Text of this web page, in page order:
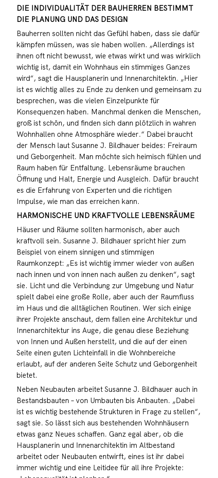
DIE INDIVIDUALITÄT DER BAUHERREN BESTIMMT
DIE PLANUNG UND DAS DESIGN
Bauherren sollten nicht das Gefühl haben, dass sie dafür
kämpfen müssen, was sie haben wollen. „Allerdings ist
ihnen oft nicht bewusst, wie etwas wirkt und was wirklich
wichtig ist, damit ein Wohnhaus ein stimmiges Ganzes
wird“, sagt die Hausplanerin und Innenarchitektin. „Hier
ist es wichtig alles zu Ende zu denken und gemeinsam zu
besprechen, was die vielen Einzelpunkte für
Konsequenzen haben. Manchmal denken die Menschen,
groß ist schön, und finden sich dann plötzlich in wahren
Wohnhallen ohne Atmosphäre wieder.“ Dabei braucht
der Mensch laut Susanne J. Bildhauer beides: Freiraum
und Geborgenheit. Man möchte sich heimisch fühlen und
Raum haben für Entfaltung. Lebensräume brauchen
Öffnung und Halt, Energie und Ausgleich. Dafür braucht
es die Erfahrung von Experten und die richtigen
Impulse, wie man das erreichen kann.
HARMONISCHE UND KRAFTVOLLE LEBENSRÄUME
Häuser und Räume sollten harmonisch, aber auch
kraftvoll sein. Susanne J. Bildhauer spricht hier zum
Beispiel von einem sinnigen und stimmigen
Raumkonzept: „Es ist wichtig immer wieder von außen
nach innen und von innen nach außen zu denken“, sagt
sie. Licht und die Verbindung zur Umgebung und Natur
spielt dabei eine große Rolle, aber auch der Raumfluss
im Haus und die alltäglichen Routinen. Wer sich einige
ihrer Projekte anschaut, dem fallen eine Architektur und
Innenarchitektur ins Auge, die genau diese Beziehung
von Innen und Außen herstellt, und die auf der einen
Seite einen guten Lichteinfall in die Wohnbereiche
erlaubt, auf der anderen Seite Schutz und Geborgenheit
bietet.
Neben Neubauten arbeitet Susanne J. Bildhauer auch in
Bestandsbauten – von Umbauten bis Anbauten. „Dabei
ist es wichtig bestehende Strukturen in Frage zu stellen“,
sagt sie. So lässt sich aus bestehenden Wohnhäusern
etwas ganz Neues schaffen. Ganz egal aber, ob die
Hausplanerin und Innenarchitektin im Altbestand
arbeitet oder Neubauten entwirft, eines ist ihr dabei
immer wichtig und eine Leitidee für all ihre Projekte: